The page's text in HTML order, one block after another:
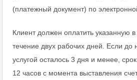
(платежный документ) по
Клиент должен оплатить указанную
течение двух рабочих дней. Если до
услугой осталось 3 дня и менее,
12 часов с момента выставления